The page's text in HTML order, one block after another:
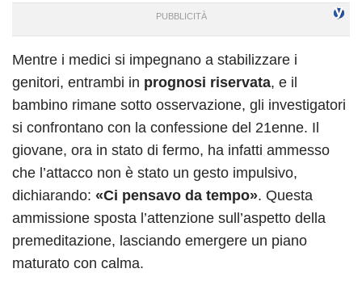
Mentre i medici si impegnano a stabilizzare i
genitori, entrambi in prognosi riservata, e il
bambino rimane sotto osservazione, gli investigatori
si confrontano con la confessione del 21enne. Il
giovane, ora in stato di fermo, ha infatti ammesso
che l’attacco non è stato un gesto impulsivo,
dichiarando: «Ci pensavo da tempo». Questa
ammissione sposta l’attenzione sull’aspetto della
premeditazione, lasciando emergere un piano
maturato con calma.